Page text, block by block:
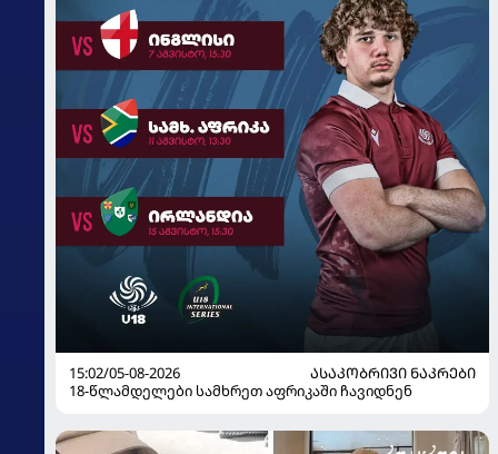
15:02/05-08-2026
ᲐᲡᲐᲙᲝᲑᲠᲘᲕᲘ ᲜᲐᲙᲠᲔᲑᲘ
18-წლამდელები სამხრეთ აფრიკაში ჩავიდნენ